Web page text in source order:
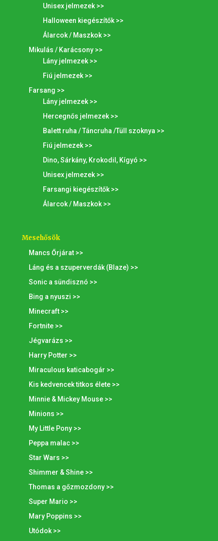
Unisex jelmezek >>
Halloween kiegészítők >>
Álarcok / Maszkok >>
Mikulás / Karácsony >>
Lány jelmezek >>
Fiú jelmezek >>
Farsang >>
Lány jelmezek >>
Hercegnős jelmezek >>
Balett ruha / Táncruha /Tüll szoknya >>
Fiú jelmezek >>
Dino, Sárkány, Krokodil, Kígyó >>
Unisex jelmezek >>
Farsangi kiegészítők >>
Álarcok / Maszkok >>
Mesehősök
Mancs Őrjárat >>
Láng és a szuperverdák (Blaze) >>
Sonic a sündisznó >>
Bing a nyuszi >>
Minecraft >>
Fortnite >>
Jégvarázs >>
Harry Potter >>
Miraculous katicabogár >>
Kis kedvencek titkos élete >>
Minnie & Mickey Mouse >>
Minions >>
My Little Pony >>
Peppa malac >>
Star Wars >>
Shimmer & Shine >>
Thomas a gőzmozdony >>
Super Mario >>
Mary Poppins >>
Utódok >>